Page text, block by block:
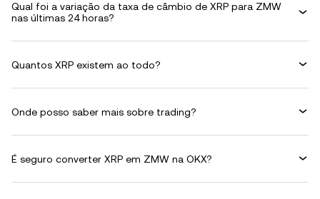
Qual foi a variação da taxa de câmbio de XRP para ZMW
nas últimas 24 horas?
Quantos XRP existem ao todo?
Onde posso saber mais sobre trading?
É seguro converter XRP em ZMW na OKX?